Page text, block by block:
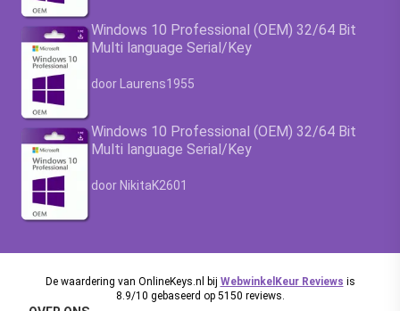
Windows 10 Professional (OEM) 32/64 Bit
Multi language Serial/Key
Waardering4.63uit 5
door Laurens1955
Windows 10 Professional (OEM) 32/64 Bit
Multi language Serial/Key
Waardering4.63
door NikitaK2601
De waardering van OnlineKeys.nl bij WebwinkelKeur Reviews is
8.9/10 gebaseerd op 5150 reviews.